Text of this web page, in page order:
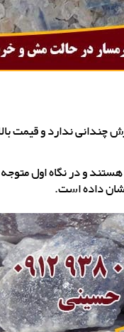
چندانی ندارد و قیمت
و در نگاه اول
داده است.